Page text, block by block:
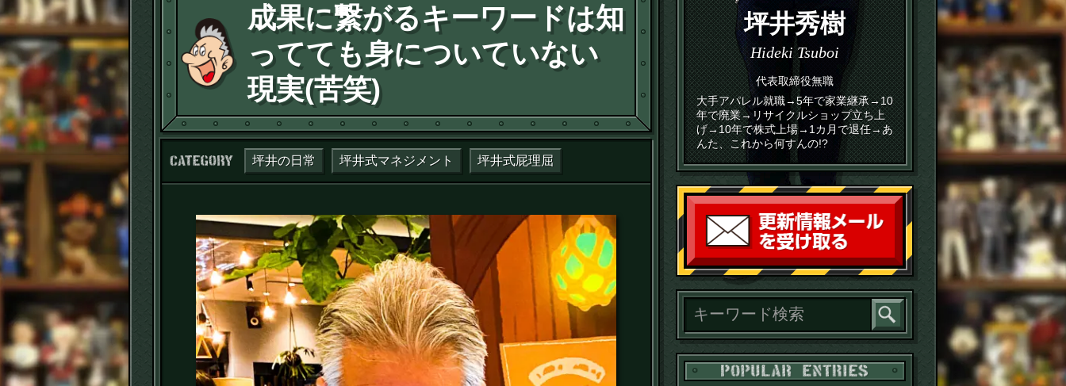
成果に繋がるキーワードは知
ってても身についていない
現実(苦笑)
カテゴリー：
坪井の日常 坪井式マネジメント 坪井式屁理屈
坪井秀樹
Hideki Tsuboi
代表取締役無職
大手アパレル就職→5年で家業継承→10
年で廃業→リサイクルショップ立ち上
げ→10年で株式上場→1カ月で退任→あ
んた、これから何すんの!?
読者登録
POPULAR ENTRIES